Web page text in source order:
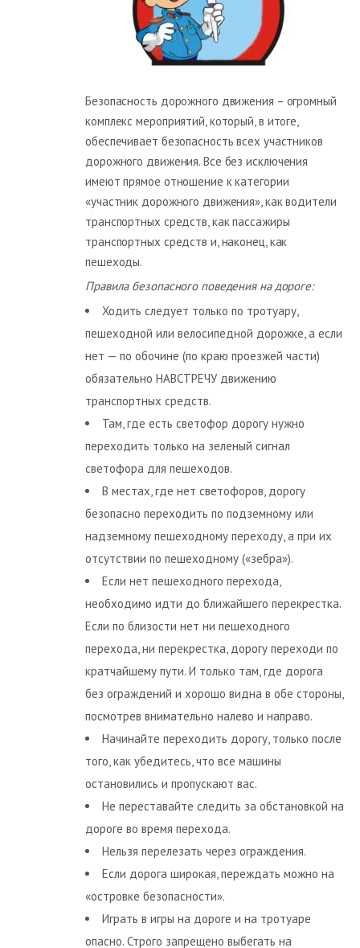
Безопасность дорожного движения – огромный
комплекс мероприятий, который, в итоге,
обеспечивает безопасность всех участников
дорожного движения. Все без исключения
имеют прямое отношение к категории
«участник дорожного движения», как водители
транспортных средств, как пассажиры
транспортных средств и, наконец, как
пешеходы.
Правила безопасного поведения на дороге:
Ходить следует только по тротуару,
пешеходной или велосипедной дорожке, а если
нет — по обочине (по краю проезжей части)
обязательно НАВСТРЕЧУ движению
транспортных средств.
Там, где есть светофор дорогу нужно
переходить только на зеленый сигнал
светофора для пешеходов.
В местах, где нет светофоров, дорогу
безопасно переходить по подземному или
надземному пешеходному переходу, а при их
отсутствии по пешеходному («зебра»).
Если нет пешеходного перехода,
необходимо идти до ближайшего перекрестка.
Если по близости нет ни пешеходного
перехода, ни перекрестка, дорогу переходи по
кратчайшему пути. И только там, где дорога
без ограждений и хорошо видна в обе стороны,
посмотрев внимательно налево и направо.
Начинайте переходить дорогу, только после
того, как убедитесь, что все машины
остановились и пропускают вас.
Не переставайте следить за обстановкой на
дороге во время перехода.
Нельзя перелезать через ограждения.
Если дорога широкая, переждать можно на
«островке безопасности».
Играть в игры на дороге и на тротуаре
опасно. Строго запрещено выбегать на